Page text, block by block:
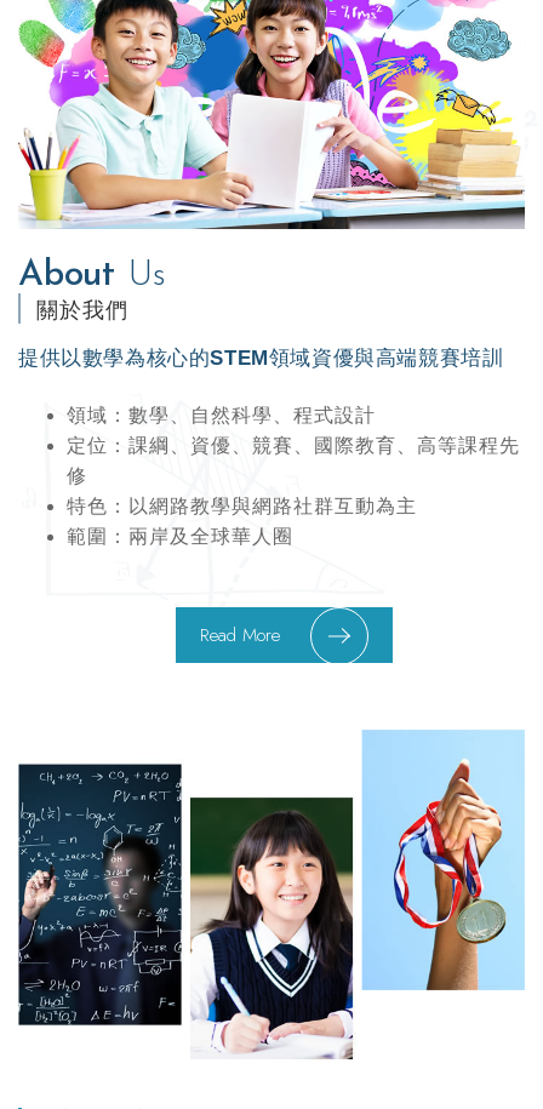
About Us
關於我們
提供以數學為核心的STEM領域資優與高端競賽培訓
領域：數學、自然科學、程式設計
定位：課綱、資優、競賽、國際教育、高等課程先
修
特色：以網路教學與網路社群互動為主
範圍：兩岸及全球華人圈
Read More